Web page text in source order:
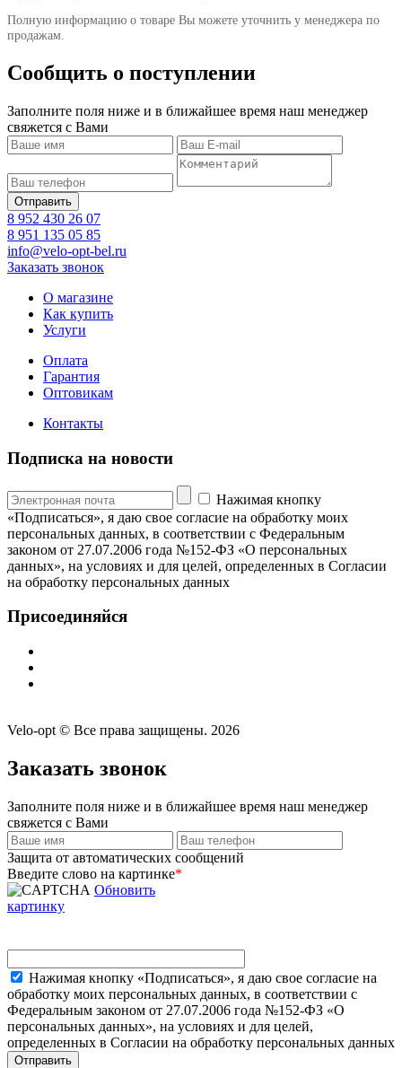
Полную информацию о товаре Вы можете уточнить у менеджера по
продажам.
Сообщить о поступлении
Заполните поля ниже и в ближайшее время наш менеджер
свяжется с Вами
8 952 430 26 07
8 951 135 05 85
info@velo-opt-bel.ru
Заказать звонок
О магазине
Как купить
Услуги
Оплата
Гарантия
Оптовикам
Контакты
Подписка на новости
Нажимая кнопку
«Подписаться», я даю свое согласие на обработку моих
персональных данных, в соответствии с Федеральным
законом от 27.07.2006 года №152-ФЗ «О персональных
данных», на условиях и для целей, определенных в Согласии
на обработку персональных данных
Присоединяйся
Velo-opt © Все права защищены. 2026
Заказать звонок
Заполните поля ниже и в ближайшее время наш менеджер
свяжется с Вами
Защита от автоматических сообщений
Введите слово на картинке*
Обновить
картинку
Нажимая кнопку «Подписаться», я даю свое согласие на
обработку моих персональных данных, в соответствии с
Федеральным законом от 27.07.2006 года №152-ФЗ «О
персональных данных», на условиях и для целей,
определенных в Согласии на обработку персональных данных